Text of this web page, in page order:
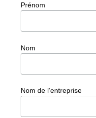
Prénom
Nom
Nom de l’entreprise